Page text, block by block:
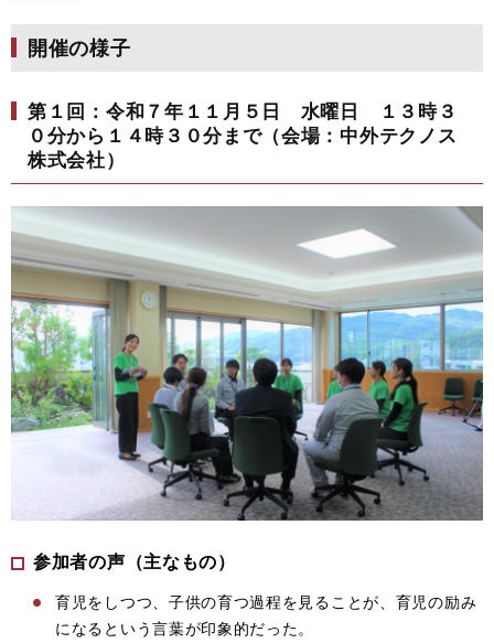
開催の様子
第１回：令和７年１１月５日 水曜日 １３時３
０分から１４時３０分まで（会場：中外テクノス
株式会社）
参加者の声（主なもの）
育児をしつつ、子供の育つ過程を見ることが、育児の励み
になるという言葉が印象的だった。